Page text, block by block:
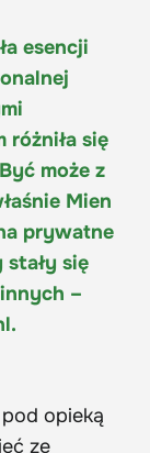
esencji
różniła się
może z
Mien
prywatne
stały się
–
opieką
ze